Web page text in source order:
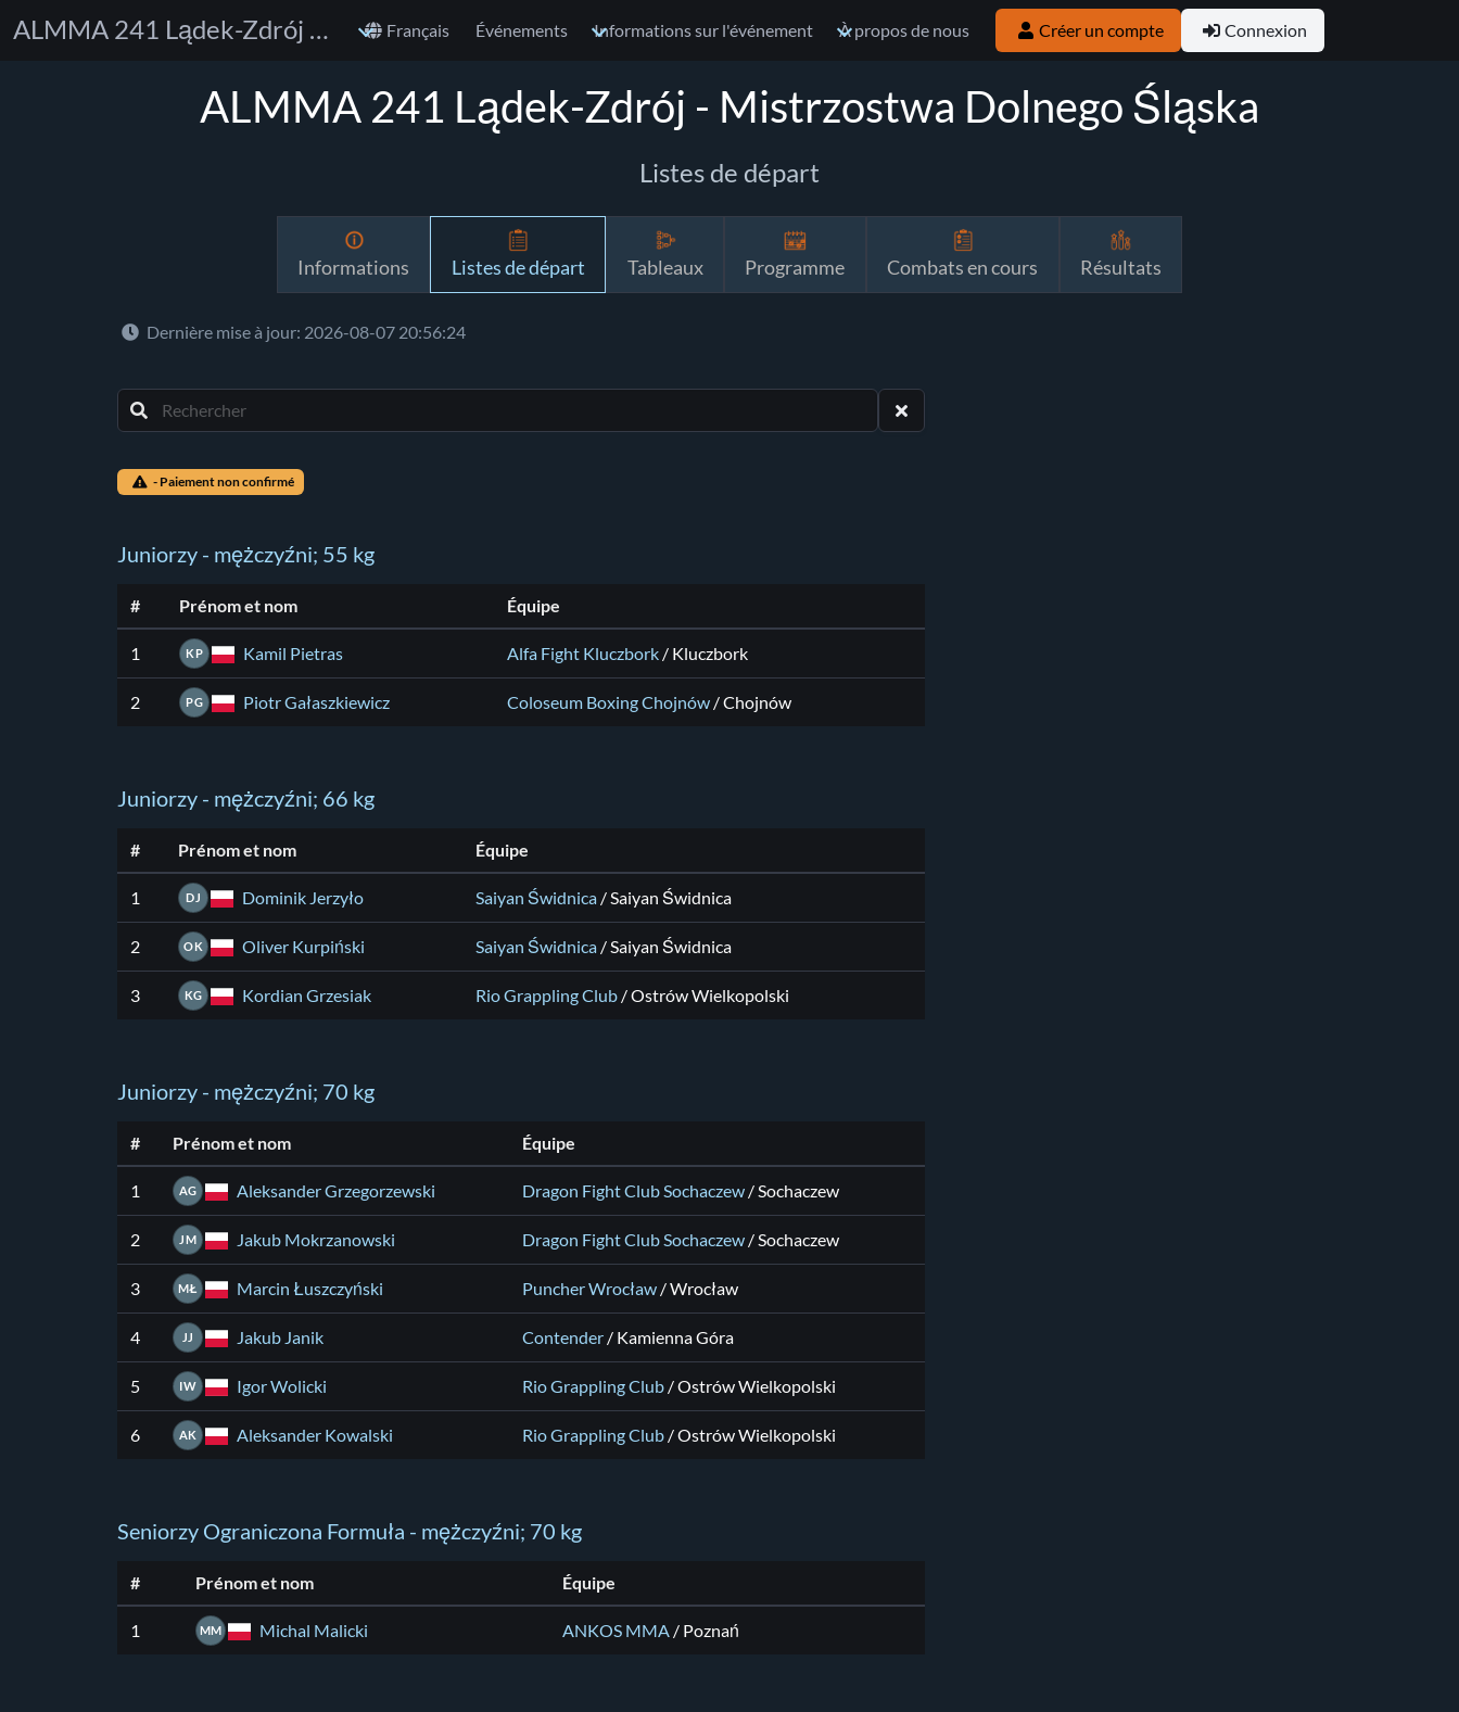
ALMMA 241 Lądek-Zdrój - Mistrzostwa Dolnego Śląska Français Événements Informations sur l'événement À propos de nous Créer un compte Connexion
ALMMA 241 Lądek-Zdrój - Mistrzostwa Dolnego Śląska
Listes de départ
Informations Listes de départ Tableaux Programme Combats en cours Résultats
Dernière mise à jour: 2026-08-07 20:56:24
- Paiement non confirmé
Juniorzy - mężczyźni; 55 kg
# Prénom et nom Équipe
1 KP Kamil Pietras Alfa Fight Kluczbork / Kluczbork
2 PG Piotr Gałaszkiewicz Coloseum Boxing Chojnów /Chojnów
Juniorzy - mężczyźni; 66 kg
# Prénom et nom Équipe
1 DJ Dominik Jerzyło Saiyan Świdnica /Saiyan Świdnica
2 OK Oliver Kurpiński Saiyan Świdnica /Saiyan Świdnica
3 KG Kordian Grzesiak Rio Grappling Club /Ostrów Wielkopolski
Juniorzy - mężczyźni; 70 kg
# Prénom et nom Équipe
1 AG Aleksander Grzegorzewski Dragon Fight Club Sochaczew /Sochaczew
2 JM Jakub Mokrzanowski Dragon Fight Club Sochaczew /Sochaczew
3 MŁ Marcin Łuszczyński Puncher Wrocław /Wrocław
4 JJ Jakub Janik Contender / Kamienna Góra
5 IW Igor Wolicki Rio Grappling Club /Ostrów Wielkopolski
6 AK Aleksander Kowalski Rio Grappling Club /Ostrów Wielkopolski
Seniorzy Ograniczona Formuła - mężczyźni; 70 kg
# Prénom et nom Équipe
1 MM Michal Malicki ANKOS MMA / Poznań